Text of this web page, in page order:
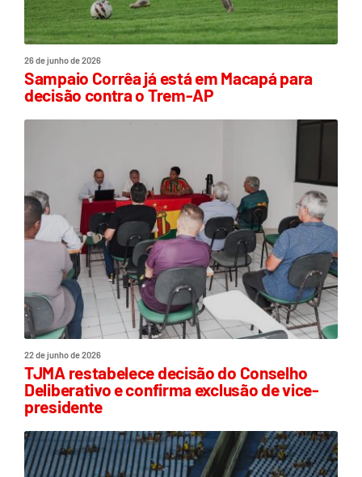
26 de junho de 2026
Sampaio Corrêa já está em Macapá para
decisão contra o Trem-AP
22 de junho de 2026
TJMA restabelece decisão do Conselho
Deliberativo e confirma exclusão de vice-
presidente